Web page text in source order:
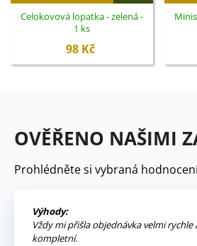
Celokovová lopatka - zelená -
1 ks
98 Kč
OVĚŘENO NAŠIMI
Prohlédněte si vybraná
Výhody:
Vždy mi přišla objednávka velmi rychle
kompletní.